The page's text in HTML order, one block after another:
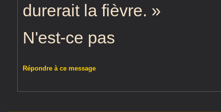
durerait la fièvre. »
N'est-ce pas
Répondre à ce message